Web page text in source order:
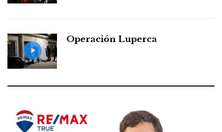
Operación Luperca